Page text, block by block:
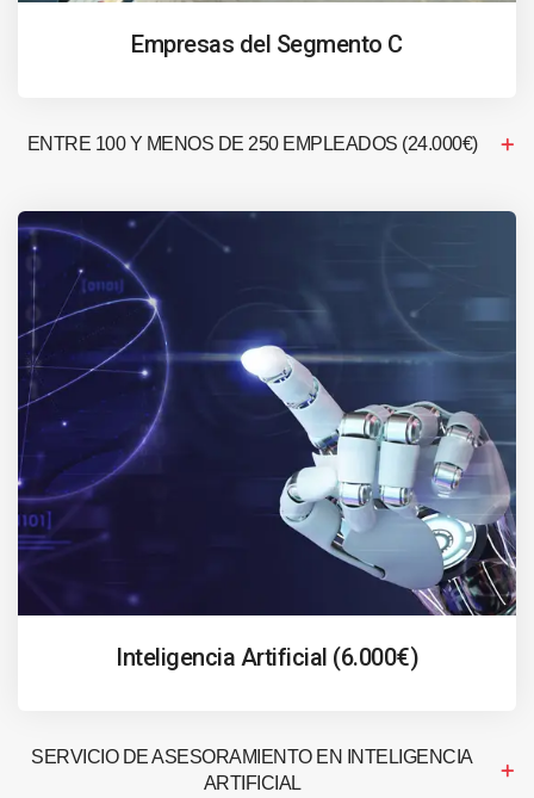
Empresas del Segmento C
ENTRE 100 Y MENOS DE 250 EMPLEADOS (24.000€)
Inteligencia Artificial (6.000€)
SERVICIO DE ASESORAMIENTO EN INTELIGENCIA
ARTIFICIAL